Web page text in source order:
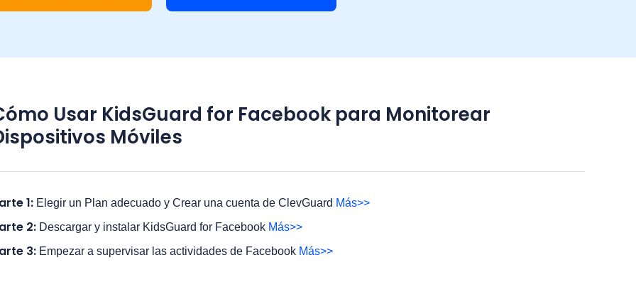
Usar KidsGuard for Facebook para Monitorear
Móviles
1: Elegir un Plan adecuado y Crear una cuenta de ClevGuard Más>>
2: Descargar y instalar KidsGuard for Facebook Más>>
3: Empezar a supervisar las actividades de Facebook Más>>